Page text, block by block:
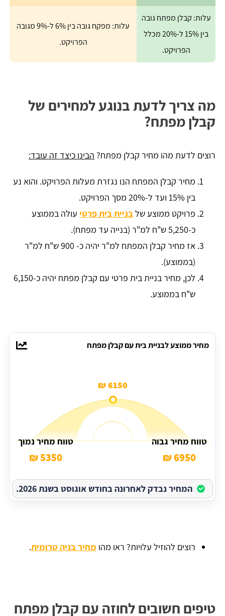
עלות: קבלן מפתח גובה
בין 15% ל-20% מכלל
הפרויקט.
עלות: מפקח גובה בין 6% ל-9% מגובה
הפרויקט.
מה צריך לדעת בנוגע למחירים של
קבלן מפתח?
רוצים לדעת מהו מחיר קבלן מפתח? הבינו כיצד זה עובד:
מחיר קבלן המפתח הנו נגזרת מעלות הפרויקט. והוא נע
בין 15% ועד ל-20% מסך הפרויקט.
פרויקט ממוצע שלבניית בית פרטי עולה בממוצע
כ-5,250 ש"ח למ"ר (בנייה עד מפתח).
אז מחיר קבלן המפתח למ"ר יהיה כ- 900 ש"ח למ"ר
(בממוצע).
לכן, מחיר בניית בית פרטי עם קבלן מפתח יהיה כ-6,150
ש"ח בממוצע.
מחיר ממוצע לבניית בית עם קבלן מפתח
6150 ₪
טווח מחיר גבוה
6950 ₪
טווח מחיר נמוך
5350 ₪
המחיר נבדק לאחרונה בחודש אוגוסט בשנת 2026.
רוצים להוזיל עלויות? ראו מהו מחיר בניה טרומית.
טיפים חשובים לחוזה עם קבלן מפתח